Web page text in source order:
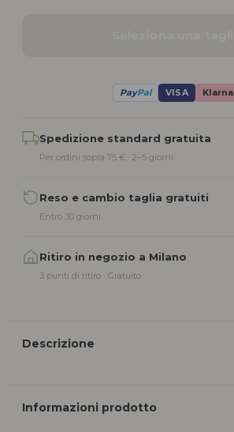
PayPal VISA Klarna
Spedizione standard gratuita
Per ordini sopra 75 € · 2–5 giorni
Reso e cambio taglia gratuiti
Entro 30 giorni
Ritiro in negozio a Milano
3 punti di ritiro · Gratuito
Descrizione
Informazioni prodotto